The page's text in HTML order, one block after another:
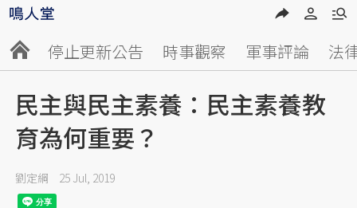
停止更新公告 時事觀察 軍事評論 法
民主與民主素養：民主素養教
育為何重要？
劉定綱 25 Jul, 2019